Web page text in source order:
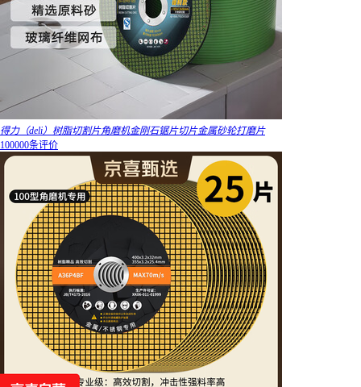
得力（deli）树脂切割片角磨机金刚石锯片切片金属砂轮打磨片
100000条评价